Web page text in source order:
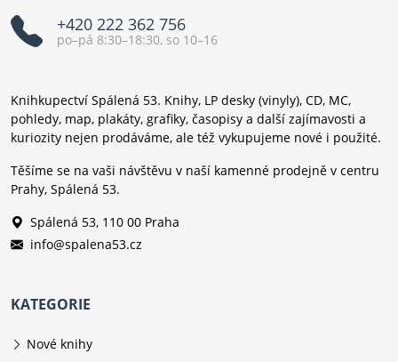
+420 222 362 756
po–pá 8:30–18:30, so 10–16
Knihkupectví Spálená 53. Knihy, LP desky (vinyly), CD, MC,
pohledy, map, plakáty, grafiky, časopisy a další zajímavosti a
kuriozity nejen prodáváme, ale též vykupujeme nové i použité.
Těšíme se na vaši návštěvu v naší kamenné prodejně v centru
Prahy, Spálená 53.
Spálená 53, 110 00 Praha
info@spalena53.cz
KATEGORIE
Nové knihy